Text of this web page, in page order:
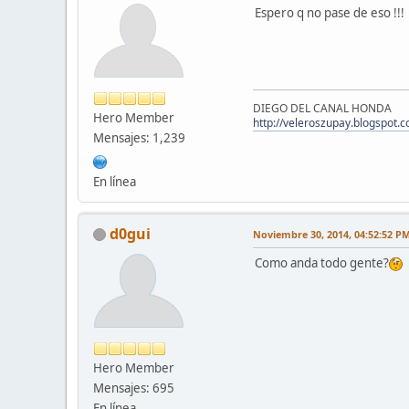
Hero Member
Mensajes: 1,239
En línea
Espero q no pase de eso !!!
DIEGO DEL CANAL HONDA
http://
d0gui
Hero Member
Mensajes: 695
Noviembre 30, 2014, 04:52:52
Como anda todo gente?